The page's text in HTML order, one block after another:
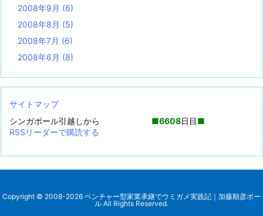
2008年9月 (6)
2008年8月 (5)
2008年7月 (6)
2008年6月 (8)
サイトマップ
シンガポール引越しから ■6608日目■
RSSリーダーで購読する
Copyright © 2008-2026 ベンチャー型家業承継でウミガメ実践記｜加藤順彦ポー
ル All Rights Reserved.